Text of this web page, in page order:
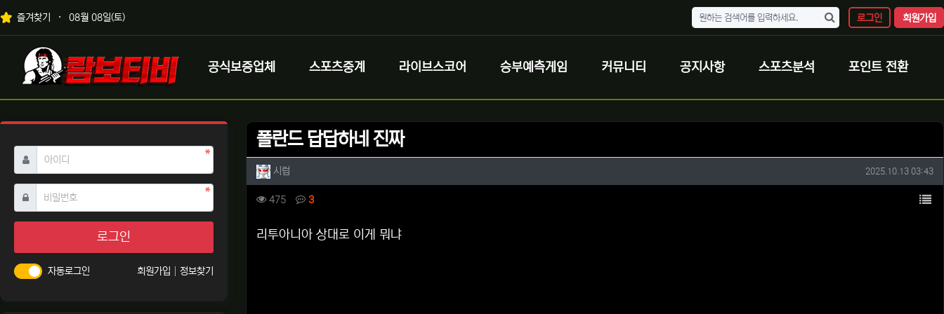
상단 네비
즐겨찾기 08월 08일(토) 로그인 회원가입
메인 메뉴
로고
공식보증업체 스포츠중계 라이브스코어 승부예측게임 커뮤니티 공지사항 스포츠분석 포인트 전환
폴란드 답답하네 진짜
작성자 정보
시럽 작성일
2025.10.13 03:43
컨텐츠 정보
475조회 3댓글 목
본문
리투아니아 상대로 이게 뭐냐
아이디 필수
비밀번호필수
로그인
자동로그인 회원가입 정보찾기